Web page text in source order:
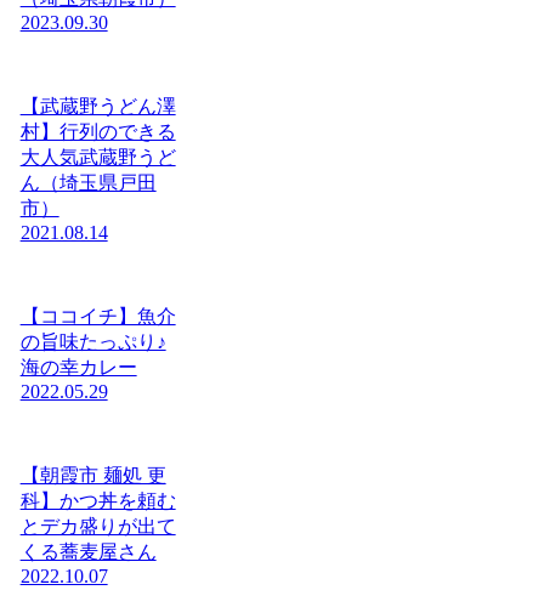
2023.09.30
【武蔵野うどん澤
村】行列のできる
大人気武蔵野うど
ん（埼玉県戸田
市）
2021.08.14
【ココイチ】魚介
の旨味たっぷり♪
海の幸カレー
2022.05.29
【朝霞市 麺処 更
科】かつ丼を頼む
とデカ盛りが出て
くる蕎麦屋さん
2022.10.07